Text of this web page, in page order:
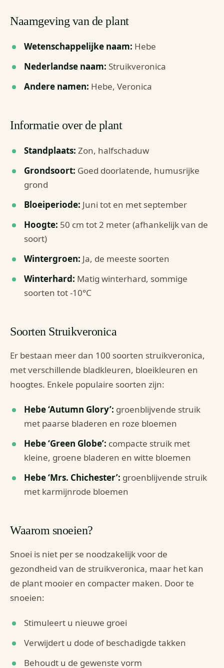
Naamgeving van de plant
Wetenschappelijke naam: Hebe
Nederlandse naam: Struikveronica
Andere namen: Hebe, Veronica
Informatie over de plant
Standplaats: Zon, halfschaduw
Grondsoort: Goed doorlatende, humusrijke
grond
Bloeiperiode: Juni tot en met september
Hoogte: 50 cm tot 2 meter (afhankelijk van de
soort)
Wintergroen: Ja, de meeste soorten
Winterhard: Matig winterhard, sommige
soorten tot -10°C
Soorten Struikveronica
Er bestaan meer dan 100 soorten struikveronica,
met verschillende bladkleuren, bloeikleuren en
hoogtes. Enkele populaire soorten zijn:
Hebe ‘Autumn Glory’: groenblijvende struik
met paarse bladeren en roze bloemen
Hebe ‘Green Globe’: compacte struik met
kleine, groene bladeren en witte bloemen
Hebe ‘Mrs. Chichester’: groenblijvende struik
met karmijnrode bloemen
Waarom snoeien?
Snoei is niet per se noodzakelijk voor de
gezondheid van de struikveronica, maar het kan
de plant mooier en compacter maken. Door te
snoeien:
Stimuleert u nieuwe groei
Verwijdert u dode of beschadigde takken
Behoudt u de gewenste vorm